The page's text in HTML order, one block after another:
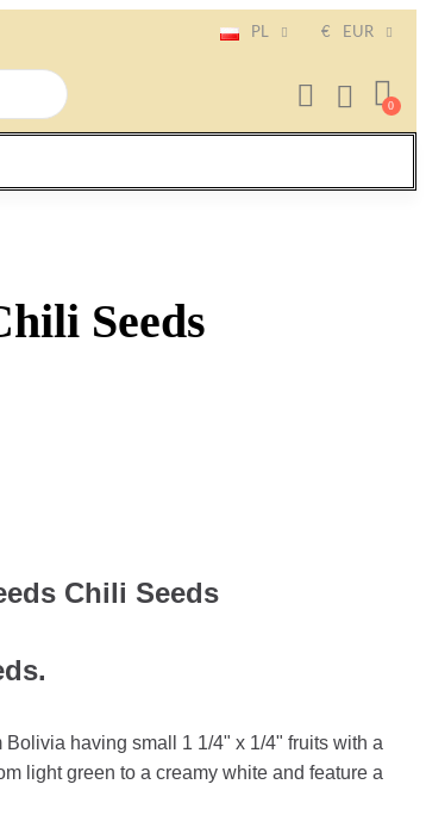
PL € EUR
Seeds
Chili Seeds
having small 1 1/4" x 1/4" fruits with a
light green to a creamy white and feature a